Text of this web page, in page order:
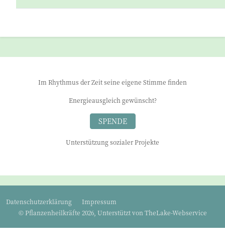
Im Rhythmus der Zeit seine eigene Stimme finden
Energieausgleich gewünscht?
SPENDE
Unterstützung sozialer Projekte
Datenschutzerklärung
Impressum
© Pflanzenheilkräfte 2026, Unterstützt von TheLake-Webservice